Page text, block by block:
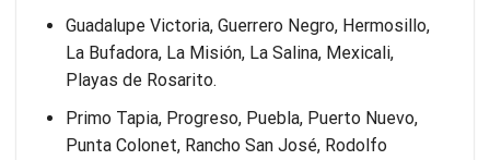
Guadalupe Victoria, Guerrero Negro, Hermosillo,
La Bufadora, La Misión, La Salina, Mexicali,
Playas de Rosarito.
Primo Tapia, Progreso, Puebla, Puerto Nuevo,
Punta Colonet, Rancho San José, Rodolfo